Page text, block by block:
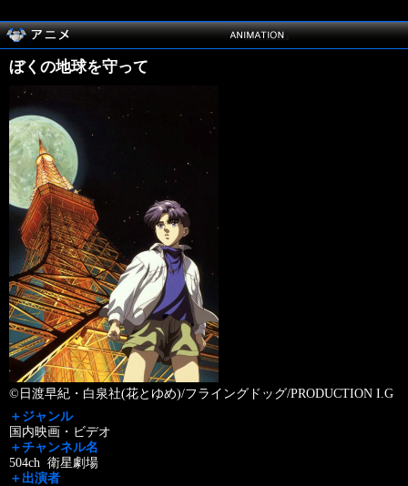
ぼくの地球を守って
©日渡早紀・白泉社(花とゆめ)/フライングドッグ/PRODUCTION I.G
＋ジャンル
国内映画・ビデオ
＋チャンネル名
504ch 衛星劇場
＋出演者